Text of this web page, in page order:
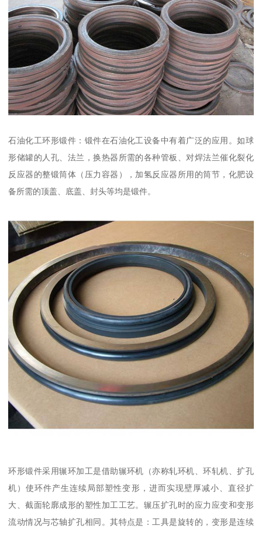
石油化工环形锻件：锻件在石油化工设备中有着广泛的应用。如球
形储罐的人孔、法兰，换热器所需的各种管板、对焊法兰催化裂化
反应器的整锻筒体（压力容器），加氢反应器所用的筒节，化肥设
备所需的顶盖、底盖、封头等均是锻件。
环形锻件采用辗环加工是借助辗环机（亦称轧环机、环轧机、扩孔
机）使环件产生连续局部塑性变形，进而实现壁厚减小、直径扩
大、截面轮廓成形的塑性加工工艺。辗压扩孔时的应力应变和变形
流动情况与芯轴扩孔相同。其特点是：工具是旋转的，变形是连续